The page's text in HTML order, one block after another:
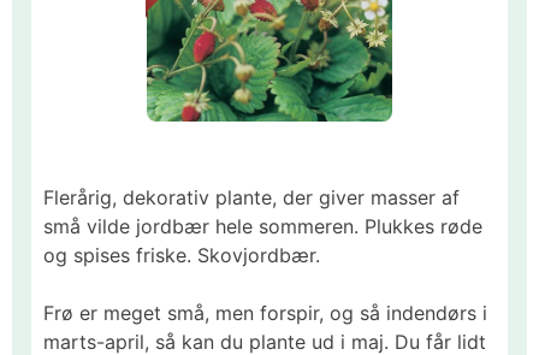
Flerårig, dekorativ plante, der giver masser af
små vilde jordbær hele sommeren. Plukkes røde
og spises friske. Skovjordbær.
Frø er meget små, men forspir, og så indendørs i
marts-april, så kan du plante ud i maj. Du får lidt